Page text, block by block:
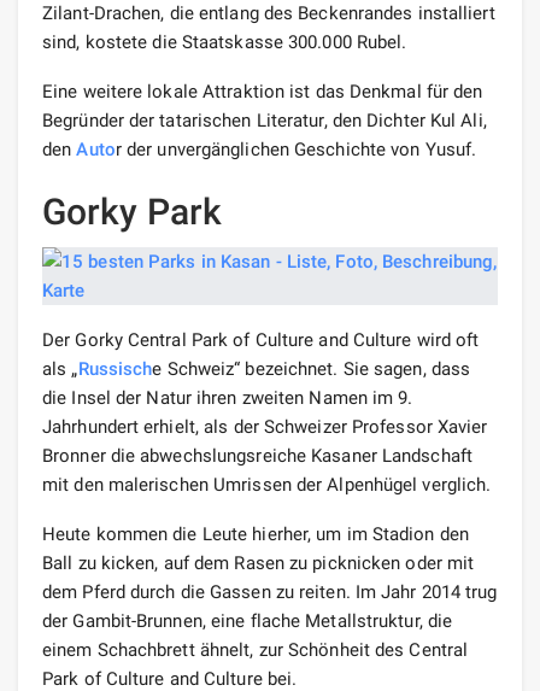
Zilant-Drachen, die entlang des Beckenrandes installiert
sind, kostete die Staatskasse 300.000 Rubel.
Eine weitere lokale Attraktion ist das Denkmal für den
Begründer der tatarischen Literatur, den Dichter Kul Ali,
denAutor der unvergänglichen Geschichte von Yusuf.
Gorky Park
Der Gorky Central Park of Culture and Culture wird oft
als „Russische Schweiz“ bezeichnet. Sie sagen, dass
die Insel der Natur ihren zweiten Namen im 9.
Jahrhundert erhielt, als der Schweizer Professor Xavier
Bronner die abwechslungsreiche Kasaner Landschaft
mit den malerischen Umrissen der Alpenhügel verglich.
Heute kommen die Leute hierher, um im Stadion den
Ball zu kicken, auf dem Rasen zu picknicken oder mit
dem Pferd durch die Gassen zu reiten. Im Jahr 2014 trug
der Gambit-Brunnen, eine flache Metallstruktur, die
einem Schachbrett ähnelt, zur Schönheit des Central
Park of Culture and Culture bei.